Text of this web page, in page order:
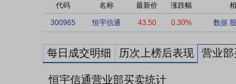
代码 名称 最新价 涨跌幅
300965 恒宇信通 43.50 0.30% 数据
每日成交明细 历次上榜后表现 营业
恒宇信通营业部买卖统计